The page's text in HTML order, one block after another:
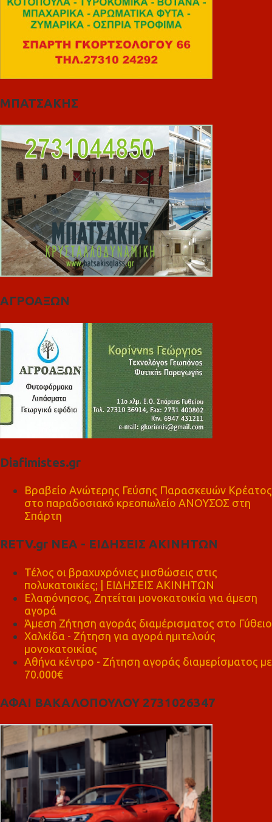
ΜΠΑΤΣΑΚΗΣ
ΑΓΡΟΑΞΩΝ
Diafimistes.gr
Βραβείο Ανώτερης Γεύσης Παρασκευών Κρέατος
στο παραδοσιακό κρεοπωλείο ΑΝΟΥΣΟΣ στη
Σπάρτη
RETV.gr ΝΕΑ - ΕΙΔΗΣΕΙΣ ΑΚΙΝΗΤΩΝ
Τέλος οι βραχυχρόνιες μισθώσεις στις
πολυκατοικίες; | ΕΙΔΗΣΕΙΣ ΑΚΙΝΗΤΩΝ
Ελαφόνησος, Ζητείται μονοκατοικία για άμεση
αγορά
Άμεση Ζήτηση αγοράς διαμέρισματος στο Γύθειο
Χαλκίδα - Ζήτηση για αγορά ημιτελούς
μονοκατοικίας
Αθήνα κέντρο - Ζήτηση αγοράς διαμερίσματος με
70.000€
ΑΦΑΙ ΒΑΚΑΛΟΠΟΥΛΟΥ 2731026347